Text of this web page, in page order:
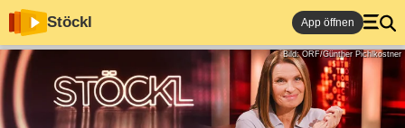
Stöckl App öffnen
Bild: ORF/Günther Pichlkostner